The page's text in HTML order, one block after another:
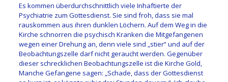
Es kommen überdurchschnittlich viele Inhaftierte der
Psychiatrie zum Gottesdienst. Sie sind froh, dass sie mal
rauskommen aus ihren dunklen Löchern. Auf dem Weg in die
Kirche schnorren die psychisch Kranken die Mitgefangenen
wegen einer Drehung an, denn viele sind „stier“ und auf der
Beobachtungszelle darf nicht geraucht werden. Gegenüber
dieser schrecklichen Beobachtungszelle ist die Kirche Gold,
Manche Gefangene sagen: „Schade, dass der Gottesdienst